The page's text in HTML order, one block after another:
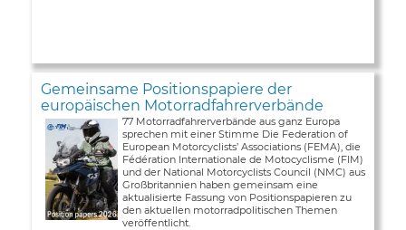
Gemeinsame Positionspapiere der
europäischen Motorradfahrerverbände
77 Motorradfahrerverbände aus ganz Europa
sprechen mit einer Stimme Die Federation of
European Motorcyclists’ Associations (FEMA), die
Fédération Internationale de Motocyclisme (FIM)
und der National Motorcyclists Council (NMC) aus
Großbritannien haben gemeinsam eine
aktualisierte Fassung von Positionspapieren zu
den aktuellen motorradpolitischen Themen
veröffentlicht.